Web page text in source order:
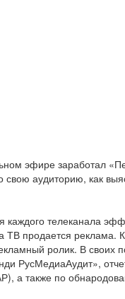
эфире заработал
аудиторию, как
каждого телеканала
ТВ продается реклама.
ролик. В своих
РусМедиаАудит»,
а также по